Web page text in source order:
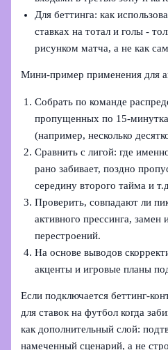
Для беттинга: как
ставках на тотал и голы -
рисунком матча, а не как
Мини‑пример применения для
Собрать по команде
пропущенных по
(например, несколько
Сравнить с лигой: где
рано забивает, поздно
середину второго тайма и
Проверить, совпадают ли
активного прессинга, замен
перестроений.
На основе выводов
акценты и игровые планы
Если подключается
для ставок на футбол когда
как дополнительный слой:
намеченный сценарий, а не